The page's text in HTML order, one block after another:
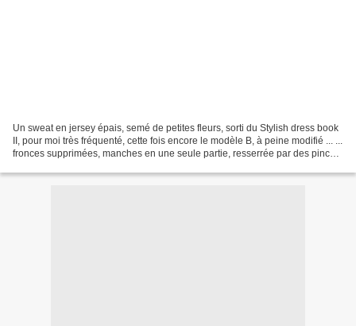
Un sweat en jersey épais, semé de petites fleurs, sorti du Stylish dress book
II, pour moi très fréquenté, cette fois encore le modèle B, à peine modifié ... ...
fronces supprimées, manches en une seule partie, resserrée par des pinces